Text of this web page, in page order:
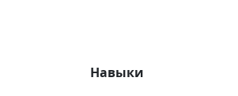
Навыки